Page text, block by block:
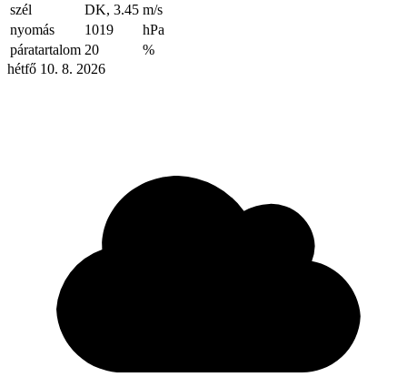
szél
DK, 3.45 m/s
nyomás
1019
hPa
páratartalom 20
%
hétfő 10. 8. 2026